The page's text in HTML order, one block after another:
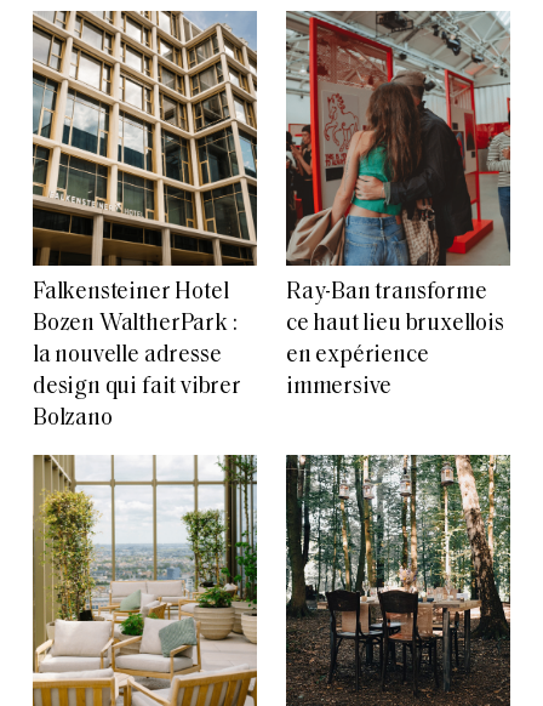
Falkensteiner Hotel
Bozen WaltherPark :
la nouvelle adresse
design qui fait vibrer
Bolzano
Ray-Ban transforme
ce haut lieu bruxellois
en expérience
immersive